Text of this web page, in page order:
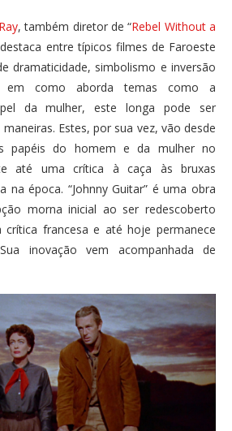
, também diretor de “Rebel Without a
entre típicos filmes de Faroeste
dramaticidade, simbolismo e inversão
em como aborda temas como a
da mulher, este longa pode ser
Estes, por sua vez, vão desde
papéis do homem e da mulher no
até uma crítica à caça às bruxas
na época. “Johnny Guitar” é uma obra
morna inicial ao ser redescoberto
francesa e até hoje permanece
inovação vem acompanhada de